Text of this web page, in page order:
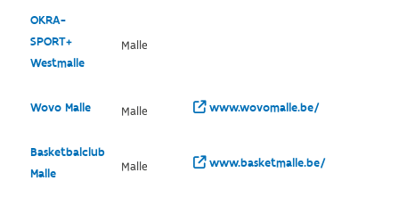
OKRA-
SPORT+
Westmalle
Malle
Wovo Malle Malle www.wovomalle.be/
Basketbalclub
Malle
Malle www.basketmalle.be/